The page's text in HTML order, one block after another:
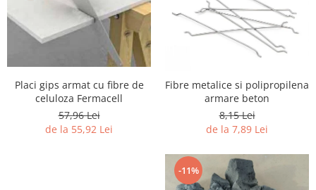
Placi gips armat cu fibre de
celuloza Fermacell
57,96 Lei
de la 55,92 Lei
Fibre metalice si polipropilena
armare beton
8,15 Lei
de la 7,89 Lei
-11%